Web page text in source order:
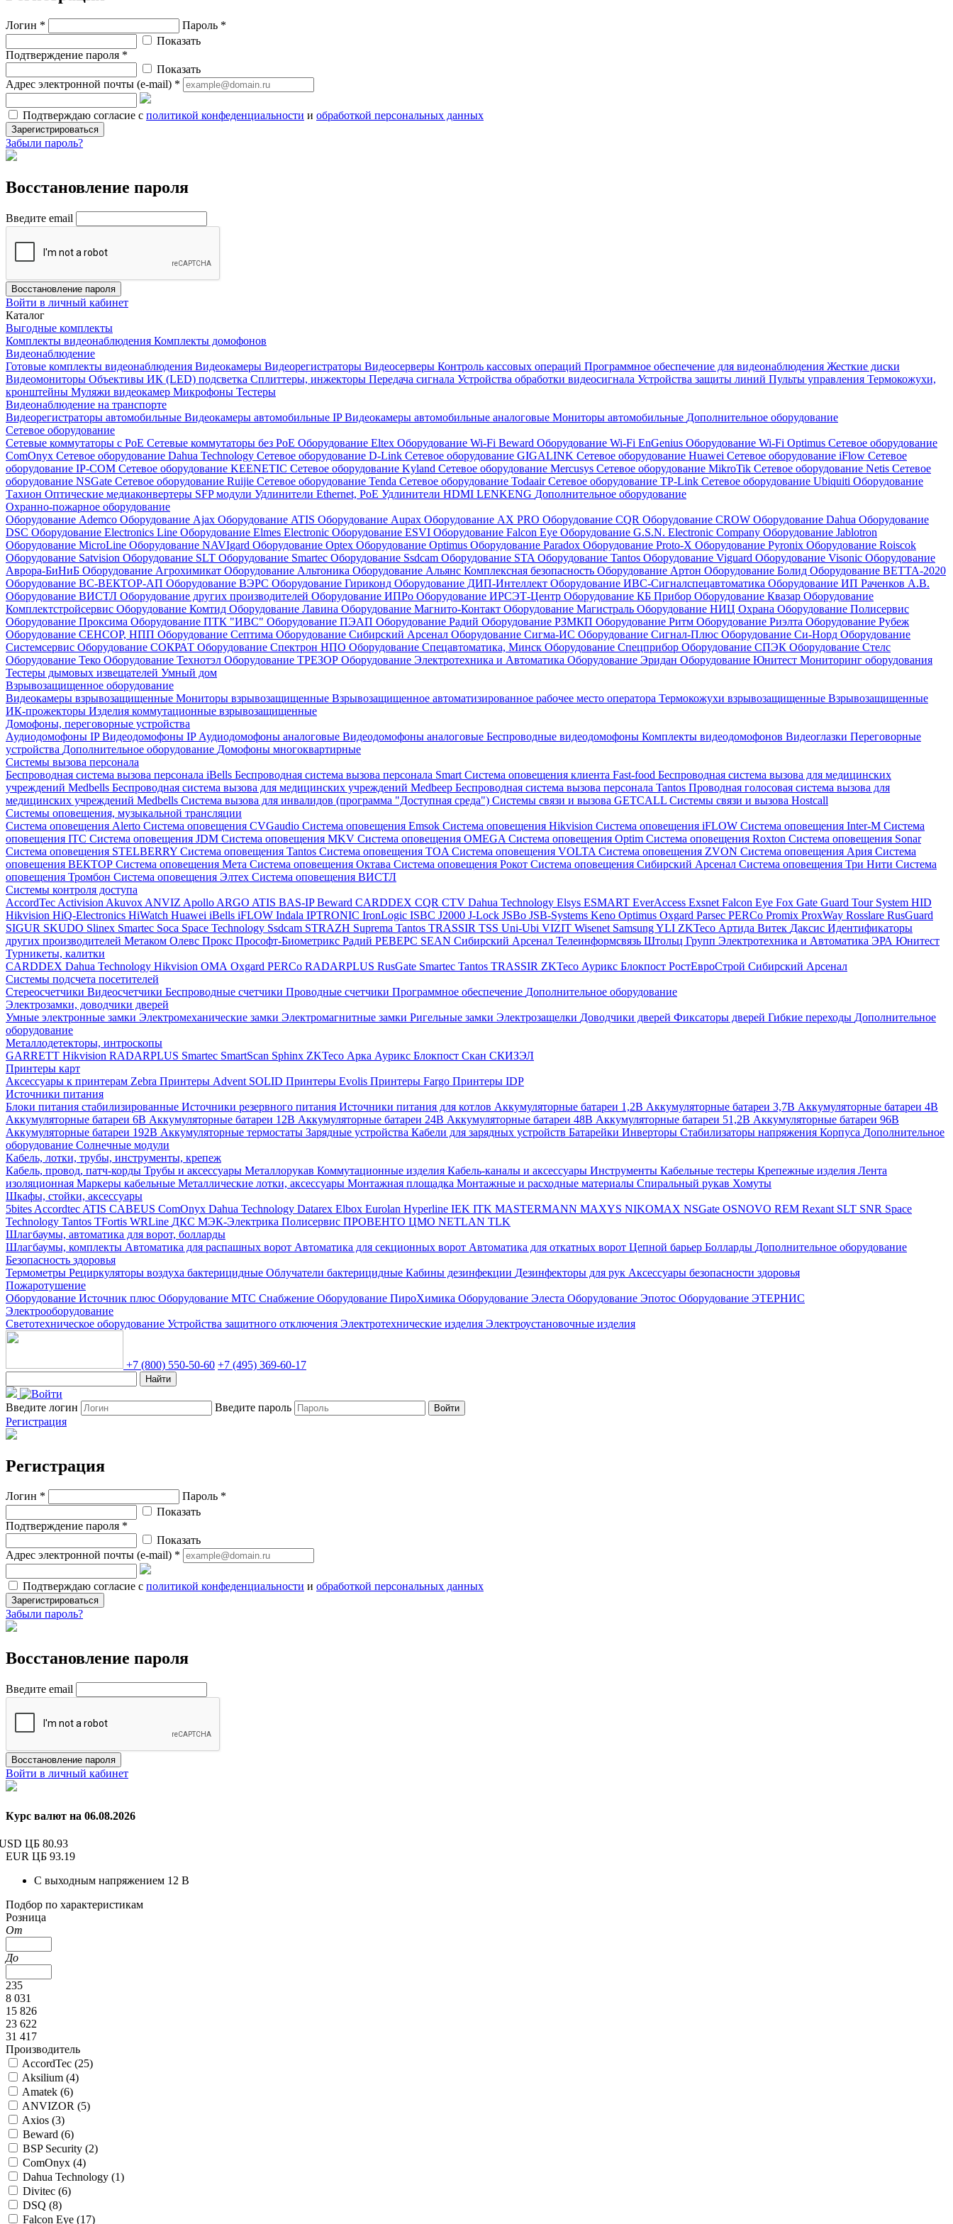
Логин *
Пароль *
Показать
Подтверждение пароля *
Показать
Адрес электронной почты (e-mail) *
Подтверждаю согласие с политикой конфеденциальности и обработкой персональных данных
Зарегистрироваться
Забыли пароль?
Восстановление пароля
Введите email
Восстановление пароля
Войти в личный кабинет
Каталог
Выгодные комплекты
Комплекты видеонаблюдения Комплекты домофонов
Видеонаблюдение
Готовые комплекты видеонаблюдения Видеокамеры Видеорегистраторы Видеосерверы Контроль кассовых операций Программное обеспечение для видеонаблюдения Жесткие диски
Видеомониторы Объективы ИК (LED) подсветка Сплиттеры, инжекторы Передача сигнала Устройства обработки видеосигнала Устройства защиты линий Пульты управления Термокожухи,
кронштейны Муляжи видеокамер Микрофоны Тестеры
Видеонаблюдение на транспорте
Видеорегистраторы автомобильные Видеокамеры автомобильные IPВидеокамеры автомобильные аналоговые Мониторы автомобильные Дополнительное оборудование
Сетевое оборудование
Сетевые коммутаторы с РоЕ Сетевые коммутаторы без РоЕ Оборудование Eltex Оборудование Wi-Fi Beward Оборудование Wi-Fi EnGenius Оборудование Wi-Fi Optimus Сетевое оборудование
ComOnyx Сетевое оборудование Dahua Technology Сетевое оборудование D-Link Сетевое оборудование GIGALINK Сетевое оборудование Huawei Сетевое оборудование iFlow Сетевое
оборудование IP-COM Сетевое оборудование KEENETIC Сетевое оборудование Kyland Сетевое оборудование Mercusys Сетевое оборудование MikroTik Сетевое оборудование Netis Сетевое
оборудование NSGate Сетевое оборудование Ruijie Сетевое оборудование Tenda Сетевое оборудование TodaairСетевое оборудование TP-Link Сетевое оборудование Ubiquiti Оборудование
Тахион Оптические медиаконвертеры SFP модули Удлинители Ethernet, PoE Удлинители HDMI LENKENG Дополнительное оборудование
Охранно-пожарное оборудование
Оборудование Ademco Оборудование Ajax Оборудование ATIS Оборудование Aupax Оборудование AX PRO Оборудование CQR Оборудование CROW Оборудование Dahua Оборудование
DSC Оборудование Electronics Line Оборудование Elmes Electronic Оборудование ESVI Оборудование Falcon Eye Оборудование G.S.N. Electronic Company Оборудование Jablotron
Оборудование MicroLine Оборудование NAVIgard Оборудование Optex Оборудование Optimus Оборудование Paradox Оборудование Proto-X Оборудование Pyronix Оборудование Roiscok
Оборудование Satvision Оборудование SLT Оборудование Smartec Оборудование Ssdcam Оборудование STA Оборудование Tantos Оборудование Viguard Оборудование Visonic Оборудование
Аврора-БиНиБ Оборудование Агрохимикат Оборудование Альтоника Оборудование Альянс Комплексная безопасность Оборудование Артон Оборудование Болид Оборудование ВЕТТА-2020
Оборудование ВС-ВЕКТОР-АП Оборудование ВЭРС Оборудование Гириконд Оборудование ДИП-Интеллект Оборудование ИВС-Сигналспецавтоматика Оборудование ИП Раченков А.В.
Оборудование ВИСТЛ Оборудование других производителей Оборудование ИПРо Оборудование ИРСЭТ-Центр Оборудование КБ Прибор Оборудование Квазар Оборудование
Комплектстройсервис Оборудование Комтид Оборудование Лавина Оборудование Магнито-Контакт Оборудование Магистраль Оборудование НИЦ Охрана Оборудование Полисервис
Оборудование Проксима Оборудование ПТК "ИВС" Оборудование ПЭАП Оборудование Радий Оборудование РЗМКП Оборудование Ритм Оборудование Риэлта Оборудование Рубеж
Оборудование СЕНСОР, НПП Оборудование Септима Оборудование Сибирский Арсенал Оборудование Сигма-ИС Оборудование Сигнал-Плюс Оборудование Си-Норд Оборудование
Системсервис Оборудование СОКРАТ Оборудование Спектрон НПО Оборудование Спецавтоматика, Минск Оборудование Спецприбор Оборудование СПЭК Оборудование Стелс
Оборудование Теко Оборудование Технотэл Оборудование ТРЕЗОР Оборудование Электротехника и Автоматика Оборудование Эридан Оборудование Юнитест Мониторинг оборудования
Тестеры дымовых извещателей Умный дом
Взрывозащищенное оборудование
Видеокамеры взрывозащищенные Мониторы взрывозащищенные Взрывозащищенное автоматизированное рабочее место оператора Термокожухи взрывозащищенные Взрывозащищенные
ИК-прожекторы Изделия коммутационные взрывозащищенные
Домофоны, переговорные устройства
Аудиодомофоны IPВидеодомофоны IP Аудиодомофоны аналоговые Видеодомофоны аналоговые Беспроводные видеодомофоны Комплекты видеодомофонов Видеоглазки Переговорные
устройства Дополнительное оборудование Домофоны многоквартирные
Системы вызова персонала
Беспроводная система вызова персонала iBells Беспроводная система вызова персонала Smart Система оповещения клиента Fast-food Беспроводная система вызова для медицинских
учреждений Medbells Беспроводная система вызова для медицинских учреждений Medbeep Беспроводная система вызова персонала Tantos Проводная голосовая система вызова для
медицинских учреждений Medbells Система вызова для инвалидов (программа "Доступная среда") Системы связи и вызова GETCALL Системы связи и вызова Hostcall
Системы оповещения, музыкальной трансляции
Система оповещения Alerto Система оповещения CVGaudio Система оповещения Emsok Система оповещения Hikvision Система оповещения iFLOW Система оповещения Inter-M Система
оповещения ITC Система оповещения JDM Система оповещения MKV Система оповещения OMEGA Система оповещения Optim Система оповещения Roxton Система оповещения Sonar
Система оповещения STELBERRY Система оповещения Tantos Система оповещения TOA Система оповещения VOLTA Система оповещения ZVON Система оповещения Ария Система
оповещения ВЕКТОР Система оповещения Мета Система оповещения Октава Система оповещения Рокот Система оповещения Сибирский Арсенал Система оповещения Три Нити Система
оповещения Тромбон Система оповещения Элтех Система оповещения ВИСТЛ
Системы контроля доступа
AccordTec Activision Akuvox ANVIZ Apollo ARGO ATIS BAS-IPBeward CARDDEX CQR CTV Dahua Technology Elsys ESMART EverAccess Exsnet Falcon Eye Fox Gate Guard Tour System HID
Hikvision HiQ-Electronics HiWatch Huawei iBells iFLOW Indala IPTRONIC IronLogic ISBC J2000 J-Lock JSBo JSB-Systems Keno Optimus Oxgard Parsec PERCo Promix ProxWay Rosslare RusGuard
SIGUR SKUDO Slinex Smartec Soca Space Technology Ssdcam STRAZH Suprema Tantos TRASSIR TSS Uni-Ubi VIZIT Wisenet SamsungYLI ZKTeco Артида Витек Даксис Идентификаторы
других производителей Метаком Олевс Прокс Прософт-Биометрикс Радий РЕВЕРС SEAN Сибирский Арсенал Телеинформсвязь Штольц Групп Электротехника и Автоматика ЭРА Юнитест
Турникеты, калитки
CARDDEX Dahua Technology Hikvision ОМА Oxgard PERCo RADARPLUS RusGate Smartec Tantos TRASSIR ZKTeco Аурикс Блокпост РостЕвроСтрой Сибирский Арсенал
Системы подсчета посетителей
Стереосчетчики Видеосчетчики Беспроводные счетчики Проводные счетчики Программное обеспечение Дополнительное оборудование
Электрозамки, доводчики дверей
Умные электронные замки Электромеханические замки Электромагнитные замки Ригельные замки Электрозащелки Доводчики дверей Фиксаторы дверей Гибкие переходы Дополнительное
оборудование
Металлодетекторы, интроскопы
GARRETT Hikvision RADARPLUS Smartec SmartScan Sphinx ZKTeco Арка Аурикс Блокпост Скан СКИЗЭЛ
Принтеры карт
Аксессуары к принтерам Zebra Принтеры Advent SOLID Принтеры Evolis Принтеры Fargo Принтеры IDP
Источники питания
Блоки питания стабилизированные Источники резервного питания Источники питания для котлов Аккумуляторные батареи 1,2В Аккумуляторные батареи 3,7В Аккумуляторные батареи 4В
Аккумуляторные батареи 6В Аккумуляторные батареи 12В Аккумуляторные батареи 24В Аккумуляторные батареи 48В Аккумуляторные батареи 51,2В Аккумуляторные батареи 96В
Аккумуляторные батареи 192В Аккумуляторные термостаты Зарядные устройства Кабели для зарядных устройств Батарейки Инверторы Стабилизаторы напряжения Корпуса Дополнительное
оборудование Солнечные модули
Кабель, лотки, трубы, инструменты, крепеж
Кабель, провод, патч-корды Трубы и аксессуары Металлорукав Коммутационные изделия Кабель-каналы и аксессуары Инструменты Кабельные тестеры Крепежные изделия Лента
изоляционная Маркеры кабельные Металлические лотки, аксессуары Монтажная площадка Монтажные и расходные материалы Спиральный рукав Хомуты
Шкафы, стойки, аксессуары
5bites Accordtec ATIS CABEUS ComOnyx Dahua Technology Datarex Elbox Eurolan Hyperline IEK ITK MASTERMANN MAXYS NIKOMAX NSGate OSNOVO REM Rexant SLT SNR Space
Technology Tantos TFortis WRLine ДКС МЭК-Электрика Полисервис ПРОВЕНТО ЦМО NETLAN TLK
Шлагбаумы, автоматика для ворот, болларды
Шлагбаумы, комплекты Автоматика для распашных ворот Автоматика для секционных ворот Автоматика для откатных ворот Цепной барьер Болларды Дополнительное оборудование
Безопасность здоровья
Термометры Рециркуляторы воздуха бактерицидные Облучатели бактерицидные Кабины дезинфекции Дезинфекторы для рук Аксессуары безопасности здоровья
Пожаротушение
Оборудование Источник плюс Оборудование МТС Снабжение Оборудование ПироХимика Оборудование Элеста Оборудование Эпотос Оборудование ЭТЕРНИС
Электрооборудование
Светотехническое оборудование Устройства защитного отключения Электротехнические изделия Электроустановочные изделия
+7 (800) 550-50-60 +7 (495) 369-60-17
Найти
Введите логин Введите пароль Войти
Регистрация
Регистрация
Логин *
Пароль *
Показать
Подтверждение пароля *
Показать
Адрес электронной почты (e-mail) *
Подтверждаю согласие с политикой конфеденциальности и обработкой персональных данных
Зарегистрироваться
Забыли пароль?
Восстановление пароля
Введите email
Восстановление пароля
Войти в личный кабинет
Курс валют на 06.08.2026
ЦБ 80.93
EUR ЦБ 93.19
С выходным напряжением 12 В
Подбор по характеристикам
Розница
От
До
235
8 031
15 826
23 622
31 417
Производитель
AccordTec (25)
Aksilium (4)
Amatek (6)
ANVIZOR (5)
Axios (3)
Beward (6)
BSP Security (2)
ComOnyx (4)
Dahua Technology (1)
Divitec (6)
DSQ (8)
Falcon Eye (17)